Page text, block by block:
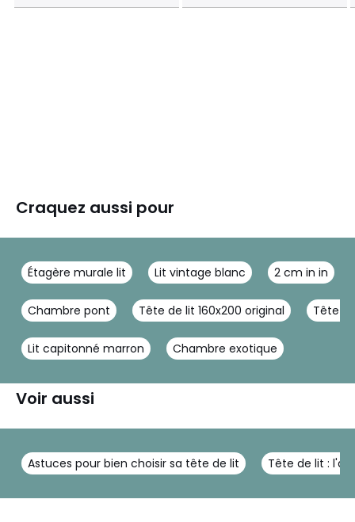
Craquez aussi pour
Étagère murale lit Lit vintage blanc 2 cm in in
Chambre pont Tête de lit 160x200 original Tête
Lit capitonné marron Chambre exotique
Voir aussi
Astuces pour bien choisir sa tête de lit Tête de lit :